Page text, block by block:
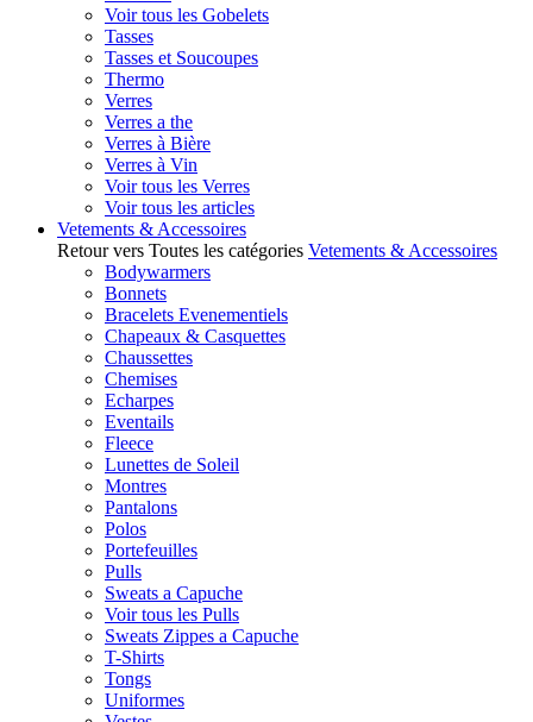
Voir tous les Gobelets
Tasses
Tasses et Soucoupes
Thermo
Verres
Verres a the
Verres à Bière
Verres à Vin
Voir tous les Verres
Voir tous les articles
Vetements & Accessoires
Retour vers Toutes les catégories Vetements & Accessoires
Bodywarmers
Bonnets
Bracelets Evenementiels
Chapeaux & Casquettes
Chaussettes
Chemises
Echarpes
Eventails
Fleece
Lunettes de Soleil
Montres
Pantalons
Polos
Portefeuilles
Pulls
Sweats a Capuche
Voir tous les Pulls
Sweats Zippes a Capuche
T-Shirts
Tongs
Uniformes